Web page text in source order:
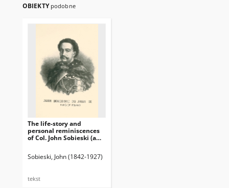
OBIEKTY podobne
The life-story and
personal reminiscences
of Col. John Sobieski (a
which is added his
(second edition) / written
Sobieski, John (1842-1927)
tekst